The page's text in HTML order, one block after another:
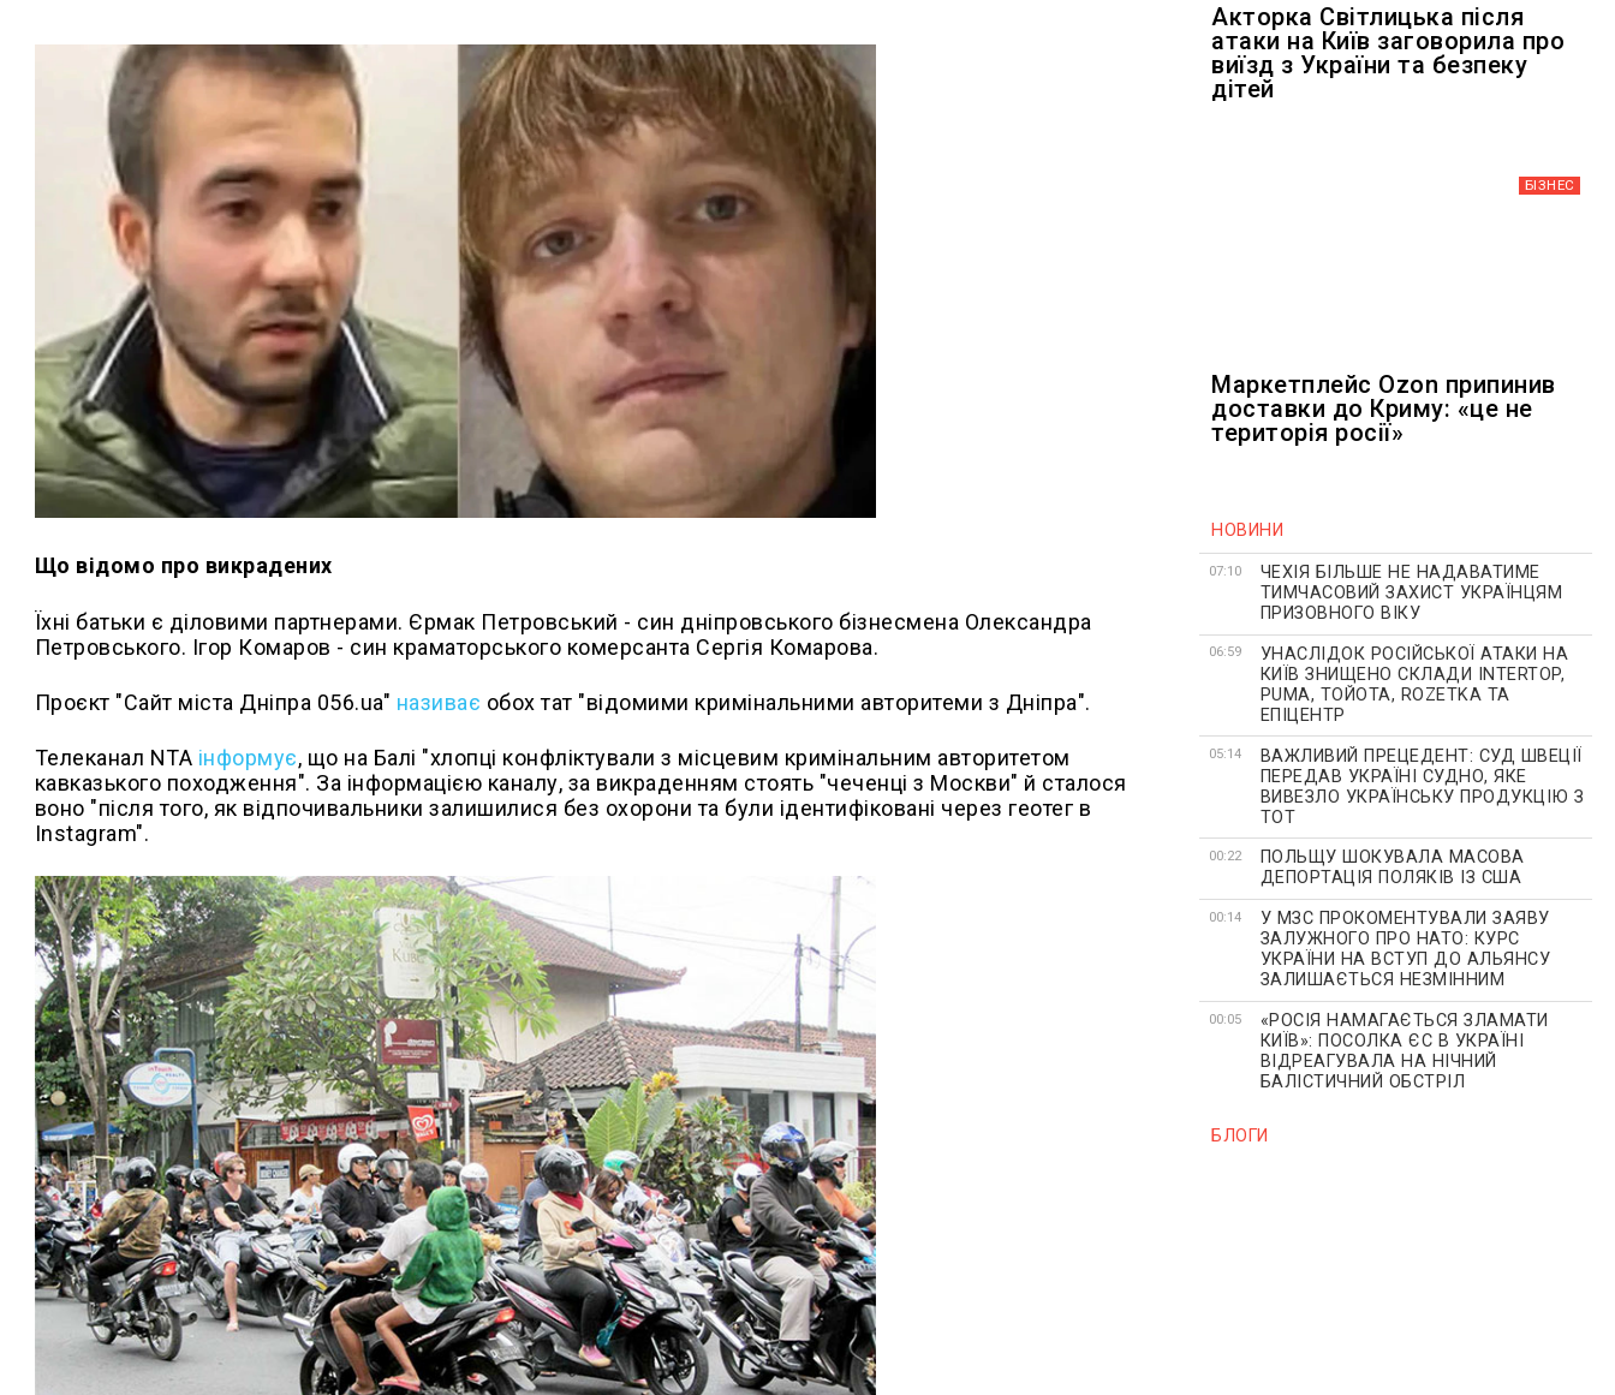
Що відомо про викрадених
Їхні батьки є діловими партнерами. Єрмак Петровський - син дніпровського бізнесмена Олександра
Петровського. Ігор Комаров - син краматорського комерсанта Сергія Комарова.
Проєкт "Сайт міста Дніпра 056.ua" називає обох тат "відомими кримінальними авторитеми з Дніпра".
Телеканал NTA інформує, що на Балі "хлопці конфліктували з місцевим кримінальним авторитетом
кавказького походження". За інформацією каналу, за викраденням стоять "чеченці з Москви" й сталося
воно "після того, як відпочивальники залишилися без охорони та були ідентифіковані через геотег в
Instagram".
Акторка Світлицька після
атаки на Київ заговорила про
виїзд з України та безпеку
дітей
БІЗНЕС
Маркетплейс Ozon припинив
доставки до Криму: «це не
територія росії»
НОВИНИ
07:10
ЧЕХІЯ БІЛЬШЕ НЕ НАДАВАТИМЕ
ТИМЧАСОВИЙ ЗАХИСТ УКРАЇНЦЯМ
ПРИЗОВНОГО ВІКУ
06:59
УНАСЛІДОК РОСІЙСЬКОЇ АТАКИ НА
КИЇВ ЗНИЩЕНО СКЛАДИ INTERTOP,
PUMA, ТОЙОТА, ROZETKA ТА
ЕПІЦЕНТР
05:14
ВАЖЛИВИЙ ПРЕЦЕДЕНТ: СУД ШВЕЦІЇ
ПЕРЕДАВ УКРАЇНІ СУДНО, ЯКЕ
ВИВЕЗЛО УКРАЇНСЬКУ ПРОДУКЦІЮ З
ТОТ
00:22
ПОЛЬЩУ ШОКУВАЛА МАСОВА
ДЕПОРТАЦІЯ ПОЛЯКІВ ІЗ США
00:14
У МЗС ПРОКОМЕНТУВАЛИ ЗАЯВУ
ЗАЛУЖНОГО ПРО НАТО: КУРС
УКРАЇНИ НА ВСТУП ДО АЛЬЯНСУ
ЗАЛИШАЄТЬСЯ НЕЗМІННИМ
00:05
«РОСІЯ НАМАГАЄТЬСЯ ЗЛАМАТИ
КИЇВ»: ПОСОЛКА ЄС В УКРАЇНІ
ВІДРЕАГУВАЛА НА НІЧНИЙ
БАЛІСТИЧНИЙ ОБСТРІЛ
БЛОГИ